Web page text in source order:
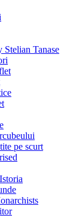
Stelian Tanase
pe scurt